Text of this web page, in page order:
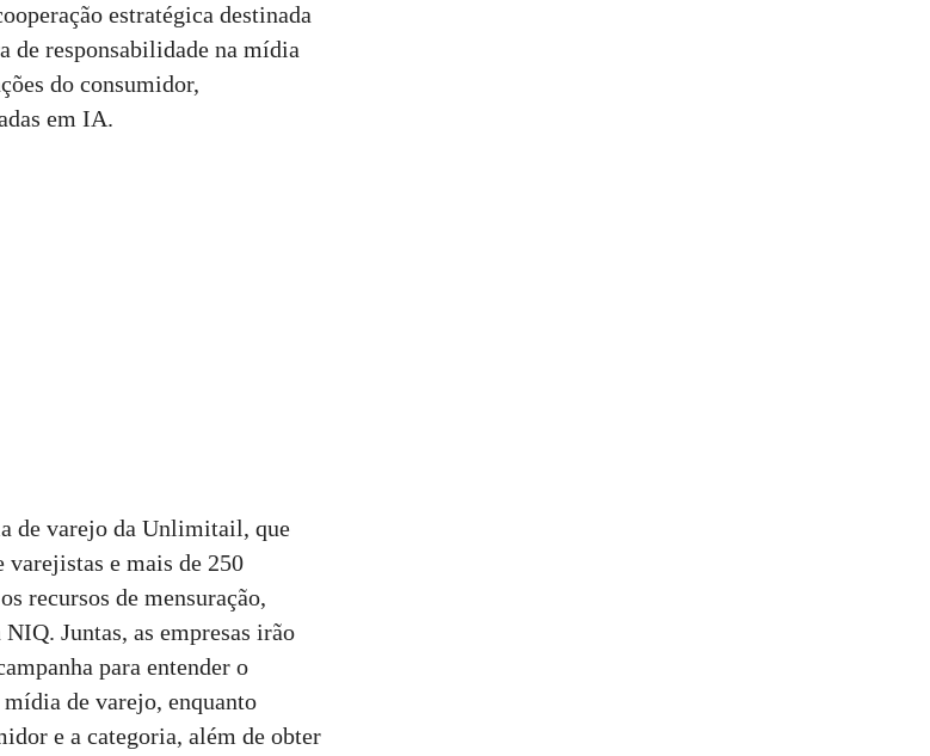
estratégica destinada
de responsabilidade na mídia
do consumidor,
em IA.
de varejo da Unlimitail, que
varejistas e mais de 250
recursos de mensuração,
Juntas, as empresas irão
para entender o
de varejo, enquanto
e a categoria, além de obter